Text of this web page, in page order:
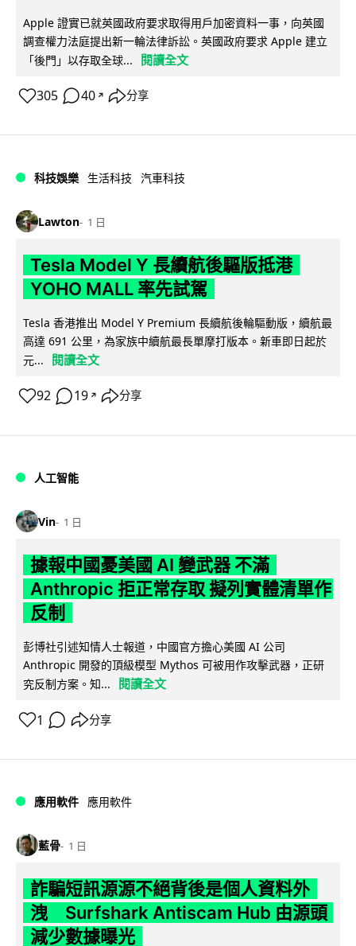
Apple 證實已就英國政府要求取得用戶加密資料一事，向英國
調查權力法庭提出新一輪法律訴訟。英國政府要求 Apple 建立
「後門」以存取全球...
閱讀全文
305 40 ↗ 分享
科技娛樂 生活科技 汽車科技
Lawton 1 日
Tesla Model Y 長續航後驅版抵港
YOHO MALL 率先試駕
Tesla 香港推出 Model Y Premium 長續航後輪驅動版，續航最
高達 691 公里，為家族中續航最長單摩打版本。新車即日起於
元...
閱讀全文
92 19 ↗ 分享
人工智能
Vin 1 日
據報中國憂美國 AI 變武器 不滿
Anthropic 拒正常存取 擬列實體清單作
反制
彭博社引述知情人士報道，中國官方擔心美國 AI 公司
Anthropic 開發的頂級模型 Mythos 可被用作攻擊武器，正研
究反制方案。知...
閱讀全文
1 分享
應用軟件 應用軟件
藍骨 1 日
詐騙短訊源源不絕背後是個人資料外
洩 Surfshark Antiscam Hub 由源頭
減少數據曝光